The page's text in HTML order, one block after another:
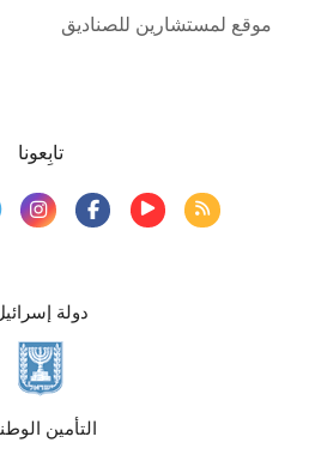
موقع لمستشارين للصناديق
دولة إسرائيل
التأمين الوطني
تابِعونا